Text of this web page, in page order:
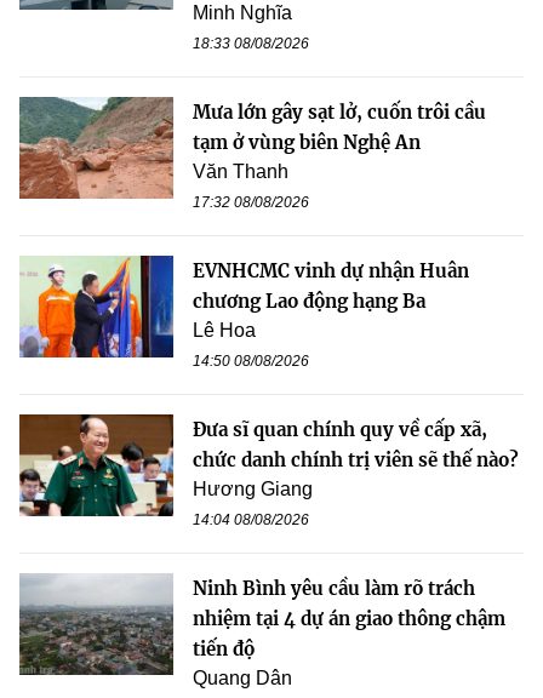
Minh Nghĩa
18:33 08/08/2026
Mưa lớn gây sạt lở, cuốn trôi cầu
tạm ở vùng biên Nghệ An
Văn Thanh
17:32 08/08/2026
EVNHCMC vinh dự nhận Huân
chương Lao động hạng Ba
Lê Hoa
14:50 08/08/2026
Đưa sĩ quan chính quy về cấp xã,
chức danh chính trị viên sẽ thế nào?
Hương Giang
14:04 08/08/2026
Ninh Bình yêu cầu làm rõ trách
nhiệm tại 4 dự án giao thông chậm
tiến độ
Quang Dân